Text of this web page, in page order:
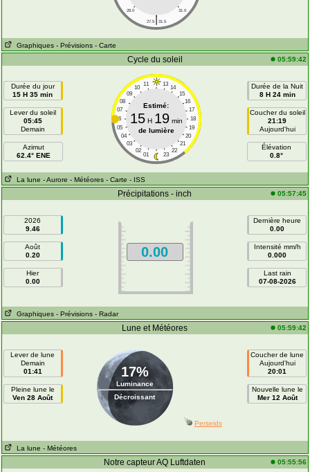
28.0 31.0
|
27.5 31.5
Graphiques - Prévisions - Carte
Cycle du soleil 05:59:42
Durée du jour
15 H 35 min
Lever du soleil
05:45
Demain
Azimut
62.4° ENE
11 13
10
14
09
15
08
16
07
17
06
18
05
19
04
20
03
21
02
22
01 23
Estimé:
15H 19min
de lumière
Durée de la Nuit
8 H 24 min
Coucher du soleil
21:19
Aujourd'hui
Élévation
0.8°
La lune - Aurore - Météores - Carte - ISS
Précipitations - inch 05:57:45
2026
9.46
Août
0.20
Hier
0.00
0.00
Dernière heure
0.00
Intensité mm/h
0.000
Last rain
07-08-2026
Graphiques - Prévisions - Radar
Lune et Météores 05:59:42
Lever de lune
Demain
01:41
Pleine lune le
Ven 28 Août
17%
Luminance
Décroissant
Coucher de lune
Aujourd'hui
20:01
Nouvelle lune le
Mer 12 Août
Perseids
La lune - Météores
Notre capteur AQ Luftdaten 05:55:56